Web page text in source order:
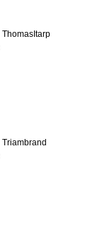
ThomasItarp
Triambrand